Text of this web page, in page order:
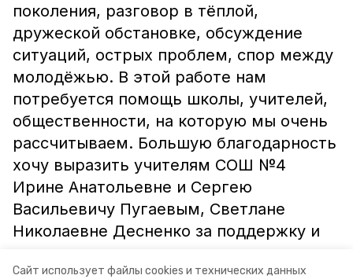
Сайт использует файлы cookies и технических данных
поколения, разговор в тёплой,
дружеской обстановке, обсуждение
ситуаций, острых проблем, спор между
молодёжью. В этой работе нам
потребуется помощь школы, учителей,
общественности, на которую мы очень
рассчитываем. Большую благодарность
хочу выразить учителям СОШ №4
Ирине Анатольевне и Сергею
Васильевичу Пугаевым, Светлане
Николаевне Десненко за поддержку и